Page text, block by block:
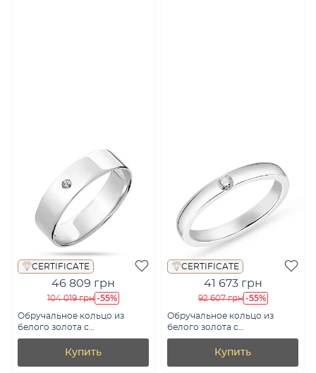
CERTIFICATE
46 809 грн
104 019 грн -55%
Обручальное кольцо из
белого золота с
бриллиантом (арт. К239180б)
Купить
CERTIFICATE
41 673 грн
92 607 грн -55%
Обручальное кольцо из
белого золота с
бриллиантом (арт.
К239216010б)Купить